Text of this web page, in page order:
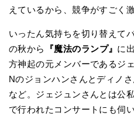
えているから、競争がすごく
いったん気持ちを切り替えて
の秋から
『魔法のランプ』 に
方神起の元メンバーであるジ
Nのジョンハンさんとディノ
など。ジェジュンさんとは公
で行われたコンサートにも伺い